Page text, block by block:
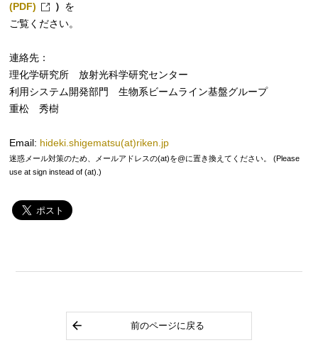
(PDF)
） を
ご覧ください。
連絡先：
理化学研究所 放射光科学研究センター
利用システム開発部門 生物系ビームライン基盤グループ
重松 秀樹
Email: hideki.shigematsu(at)riken.jp
迷惑メール対策のため、メールアドレスの(at)を@に置き換えてください。 (Please
use at sign instead of (at).)
前のページに戻る